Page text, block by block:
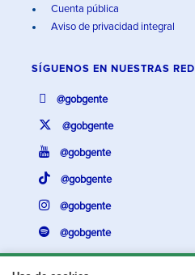
Cuenta pública
Aviso de privacidad integral
SÍGUENOS EN NUESTRAS
@gobgente
@gobgente
@gobgente
@gobgente
@gobgente
@gobgente